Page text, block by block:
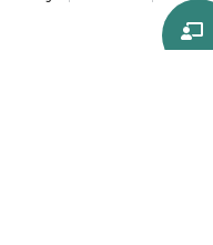
Co-